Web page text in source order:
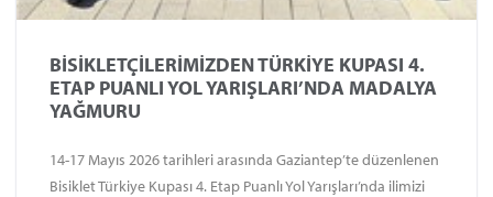
BİSİKLETÇİLERİMİZDEN TÜRKİYE KUPASI 4.
ETAP PUANLI YOL YARIŞLARI’NDA MADALYA
YAĞMURU
14-17 Mayıs 2026 tarihleri arasında Gaziantep’te düzenlenen
Bisiklet Türkiye Kupası 4. Etap Puanlı Yol Yarışları’nda ilimizi